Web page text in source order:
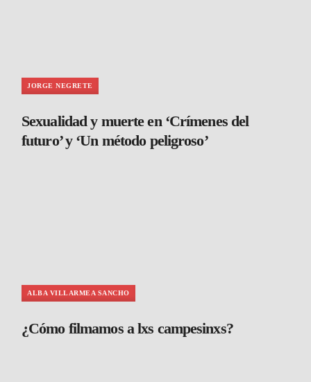
JORGE NEGRETE
Sexualidad y muerte en ‘Crímenes del
futuro’ y ‘Un método peligroso’
ALBA VILLARMEA SANCHO
¿Cómo filmamos a lxs campesinxs?